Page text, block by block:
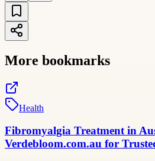
More bookmarks
Health
Fibromyalgia Treatment in
Verdebloom.com.au for